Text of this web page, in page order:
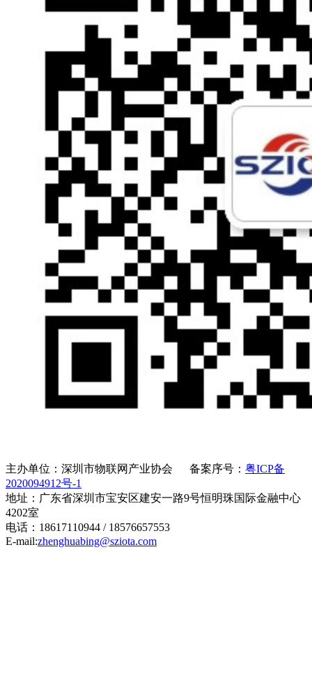
主办单位：深圳市物联网产业协会 备案序号： 粤ICP备
2020094912号-1
地址：广东省深圳市宝安区建安一路9号恒明珠国际金融中心
4202室
电话：18617110944 / 18576657553
E-mail:zhenghuabing@sziota.com